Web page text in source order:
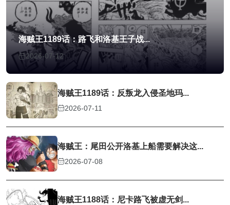
海贼王1189话：路飞和洛基王子战...
2026-07-12
海贼王1189话：反叛龙入侵圣地玛...
2026-07-11
海贼王：尾田公开洛基上船需要解决这...
2026-07-08
海贼王1188话：尼卡路飞被虚无剑...